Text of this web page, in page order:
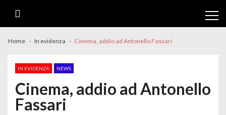
Home In evidenza Cinema, addio ad Antonello Fassari
IN EVIDENZA NEWS
Cinema, addio ad Antonello
Fassari